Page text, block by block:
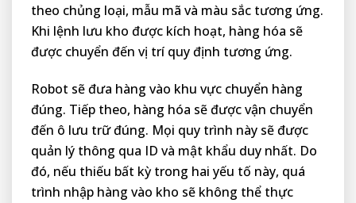
theo chủng loại, mẫu mã và màu sắc tương ứng.
Khi lệnh lưu kho được kích hoạt, hàng hóa sẽ
được chuyển đến vị trí quy định tương ứng.
Robot sẽ đưa hàng vào khu vực chuyển hàng
đúng. Tiếp theo, hàng hóa sẽ được vận chuyển
đến ô lưu trữ đúng. Mọi quy trình này sẽ được
quản lý thông qua ID và mật khẩu duy nhất. Do
đó, nếu thiếu bất kỳ trong hai yếu tố này, quá
trình nhập hàng vào kho sẽ không thể thực